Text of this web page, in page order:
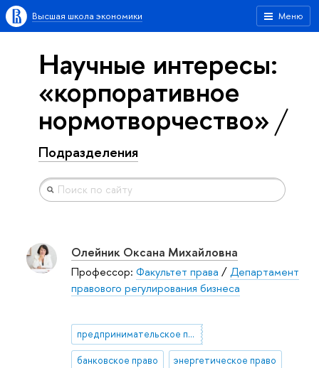
Меню
Высшая школа экономики
Научные интересы:
«корпоративное
нормотворчество»
Подразделения
Олейник Оксана Михайловна
Профессор: Факультет права /Департамент
правового регулирования бизнеса
предпринимательское право
банковское право энергетическое право